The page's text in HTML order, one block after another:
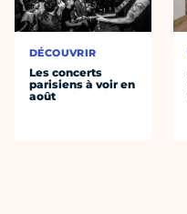
DÉCOUVRIR
Les concerts
parisiens à voir en
août